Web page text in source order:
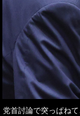
党首討論で突っぱね